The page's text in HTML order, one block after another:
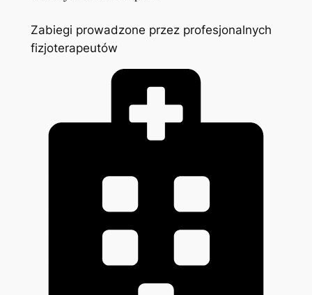
Zabiegi prowadzone przez profesjonalnych
fizjoterapeutów